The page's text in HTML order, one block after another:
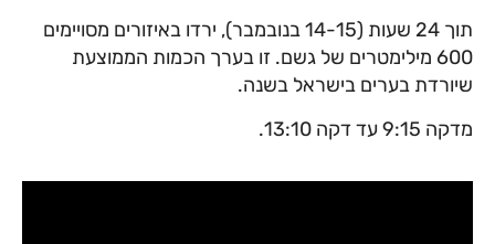
תוך 24 שעות (14-15 בנובמבר), ירדו באיזורים מסויימים
600 מילימטרים של גשם. זו בערך הכמות הממוצעת
שיורדת בערים בישראל בשנה.
מדקה 9:15 עד דקה 13:10.